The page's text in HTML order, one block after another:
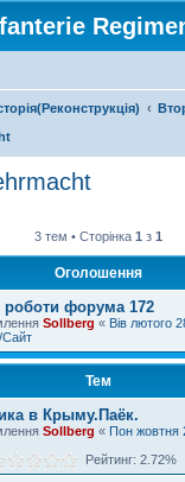
3 тем • Сторінка 1 з 1
Оголошення
роботи форума 172
Sollberg « Вів лютого
Тем
в Крыму.Паёк.
Sollberg « Пон жовтня
Рейтинг: 2.72%